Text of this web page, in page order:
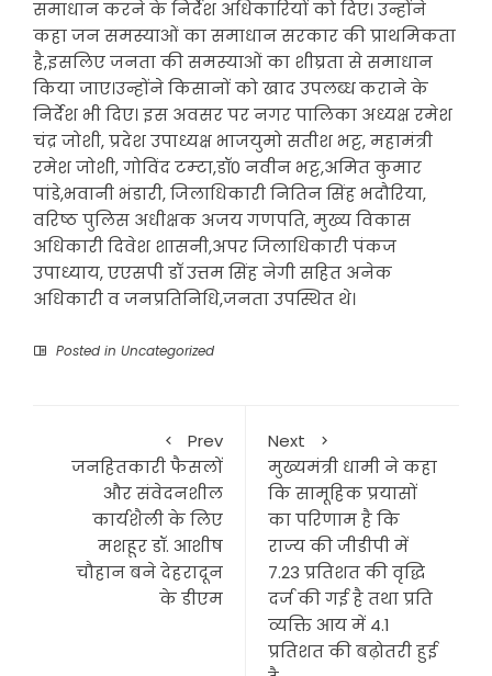
समाधान करने के निर्देश अधिकारियों को दिए। उन्होंने
कहा जन समस्याओं का समाधान सरकार की प्राथमिकता
है,इसलिए जनता की समस्याओं का शीघ्रता से समाधान
किया जाए।उन्होंने किसानों को खाद उपलब्ध कराने के
निर्देश भी दिए। इस अवसर पर नगर पालिका अध्यक्ष रमेश
चंद्र जोशी, प्रदेश उपाध्यक्ष भाजयुमो सतीश भट्ट, महामंत्री
रमेश जोशी, गोविंद टम्टा,डॉ0 नवीन भट्ट,अमित कुमार
पांडे,भवानी भंडारी, जिलाधिकारी नितिन सिंह भदौरिया,
वरिष्ठ पुलिस अधीक्षक अजय गणपति, मुख्य विकास
अधिकारी दिवेश शासनी,अपर जिलाधिकारी पंकज
उपाध्याय, एएसपी डॉ उत्तम सिंह नेगी सहित अनेक
अधिकारी व जनप्रतिनिधि,जनता उपस्थित थे।
Posted in Uncategorized
Prev
जनहितकारी फैसलों
और संवेदनशील
कार्यशैली के लिए
मशहूर डॉ. आशीष
चौहान बने देहरादून
के डीएम
Next
मुख्यमंत्री धामी ने कहा
कि सामूहिक प्रयासों
का परिणाम है कि
राज्य की जीडीपी में
7.23 प्रतिशत की वृद्धि
दर्ज की गई है तथा प्रति
व्यक्ति आय में 4.1
प्रतिशत की बढ़ोतरी हुई